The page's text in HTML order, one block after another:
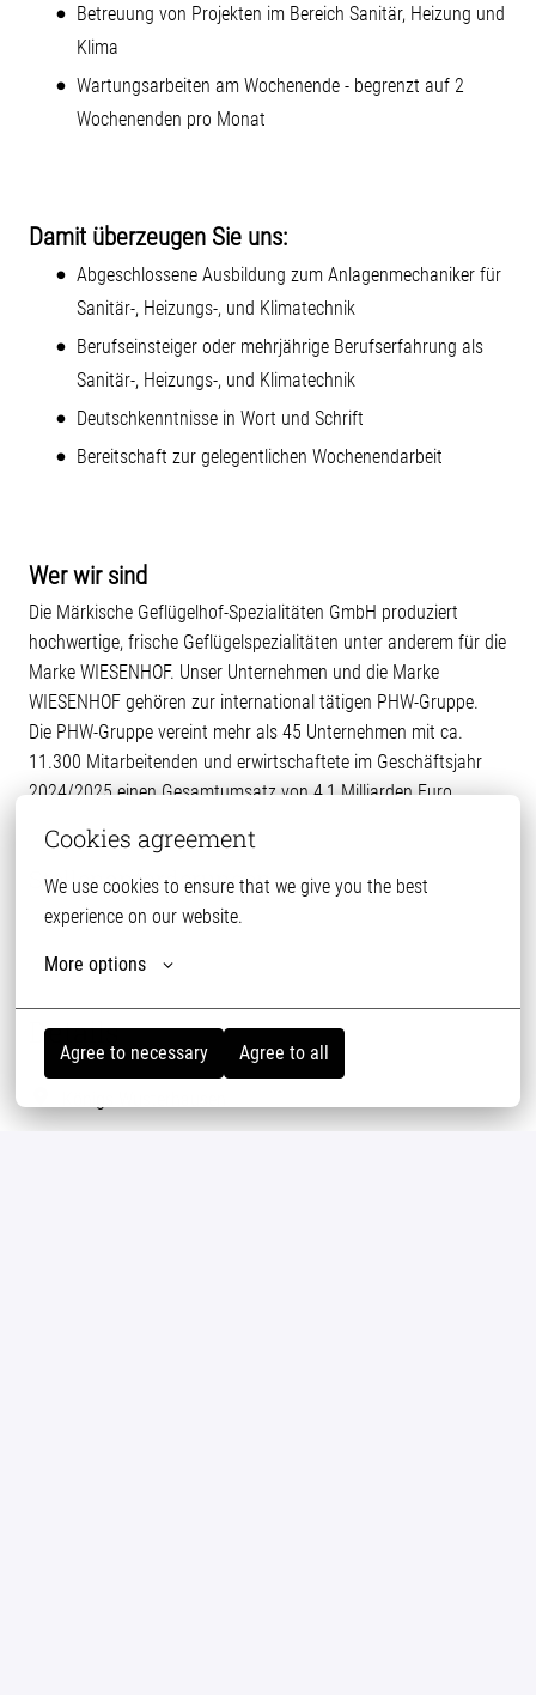
Cookies agreement
We use cookies to ensure that we give you the best
experience on our website.
More options
Agree to necessary Agree to all
Betreuung von Projekten im Bereich Sanitär, Heizung und
Klima
Wartungsarbeiten am Wochenende - begrenzt auf 2
Wochenenden pro Monat
Damit überzeugen Sie uns:
Abgeschlossene Ausbildung zum Anlagenmechaniker für
Sanitär-, Heizungs-, und Klimatechnik
Berufseinsteiger oder mehrjährige Berufserfahrung als
Sanitär-, Heizungs-, und Klimatechnik
Deutschkenntnisse in Wort und Schrift
Bereitschaft zur gelegentlichen Wochenendarbeit
Wer wir sind
Die Märkische Geflügelhof-Spezialitäten GmbH produziert
hochwertige, frische Geflügelspezialitäten unter anderem für die
Marke WIESENHOF. Unser Unternehmen und die Marke
WIESENHOF gehören zur international tätigen PHW-Gruppe.
Die PHW-Gruppe vereint mehr als 45 Unternehmen mit ca.
11.300 Mitarbeitenden und erwirtschaftete im Geschäftsjahr
2024/2025 einen Gesamtumsatz von 4,1 Milliarden Euro.
Stellenanforderungen
Details